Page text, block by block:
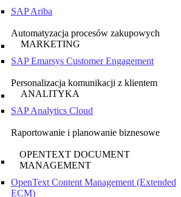
SAP Ariba
Automatyzacja procesów zakupowych
MARKETING
SAP Emarsys Customer Engagement
Personalizacja komunikacji z klientem
ANALITYKA
SAP Analytics Cloud
Raportowanie i planowanie biznesowe
OPENTEXT DOCUMENT
MANAGEMENT
OpenText Content Management (Extended
ECM)